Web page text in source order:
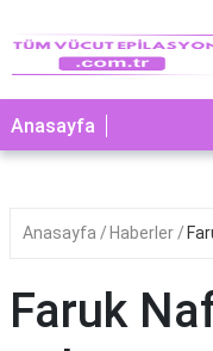
Anasayfa
Anasayfa Haberler
Faruk